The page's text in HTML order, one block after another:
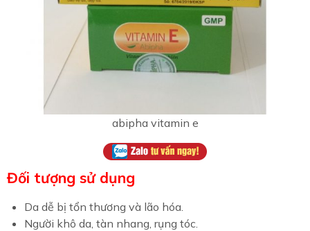
abipha vitamin e
Đối tượng sử dụng
Da dễ bị tổn thương và lão hóa.
Người khô da, tàn nhang, rụng tóc.